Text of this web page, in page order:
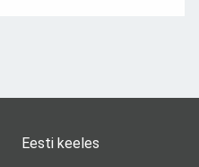
Eesti keeles